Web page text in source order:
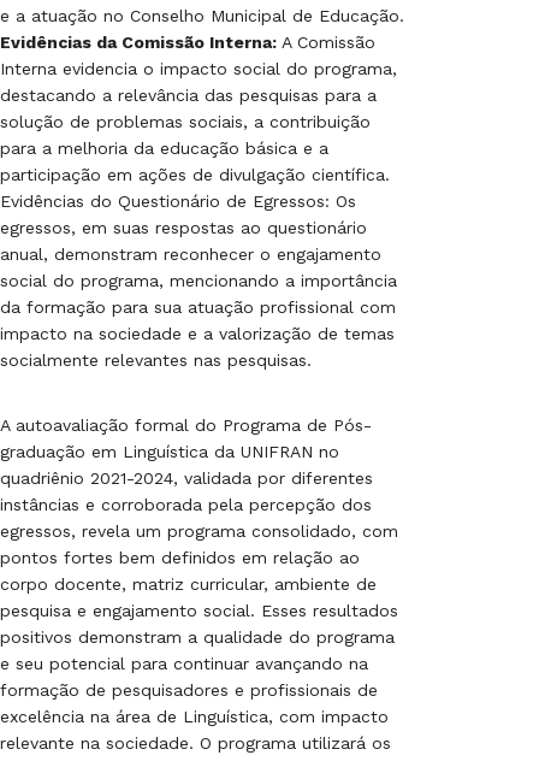
e a atuação no Conselho Municipal de Educação.
Evidências da Comissão Interna: A Comissão
Interna evidencia o impacto social do programa,
destacando a relevância das pesquisas para a
solução de problemas sociais, a contribuição
para a melhoria da educação básica e a
participação em ações de divulgação científica.
Evidências do Questionário de Egressos: Os
egressos, em suas respostas ao questionário
anual, demonstram reconhecer o engajamento
social do programa, mencionando a importância
da formação para sua atuação profissional com
impacto na sociedade e a valorização de temas
socialmente relevantes nas pesquisas.
A autoavaliação formal do Programa de Pós-
graduação em Linguística da UNIFRAN no
quadriênio 2021-2024, validada por diferentes
instâncias e corroborada pela percepção dos
egressos, revela um programa consolidado, com
pontos fortes bem definidos em relação ao
corpo docente, matriz curricular, ambiente de
pesquisa e engajamento social. Esses resultados
positivos demonstram a qualidade do programa
e seu potencial para continuar avançando na
formação de pesquisadores e profissionais de
excelência na área de Linguística, com impacto
relevante na sociedade. O programa utilizará os